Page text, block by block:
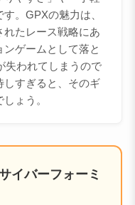
。GPXの魅力は、
たレース戦略にあ
ゲームとして落と
失われてしまうので
しすぎると、そのギ
ょう。
イバーフォーミ